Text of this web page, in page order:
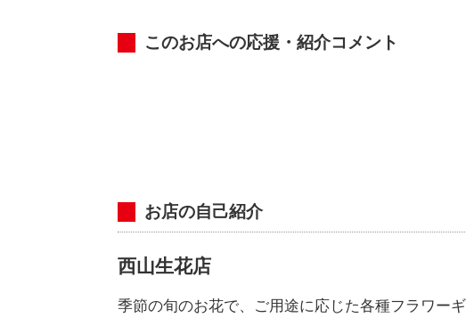
このお店への応援・紹介コメント
お店の自己紹介
西山生花店
季節の旬のお花で、ご用途に応じた各種フラワー